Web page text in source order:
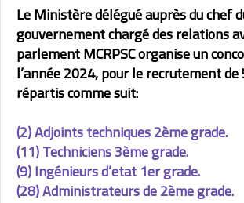
Le Ministère délégué auprès du chef
gouvernement chargé des relations
parlement MCRPSC organise un
l’année 2024, pour le recrutement
répartis comme suit:
(2) Adjoints techniques 2ème grade.
(11) Techniciens 3ème grade.
(9) Ingénieurs d’etat 1er grade.
(28) Administrateurs de 2ème grade.